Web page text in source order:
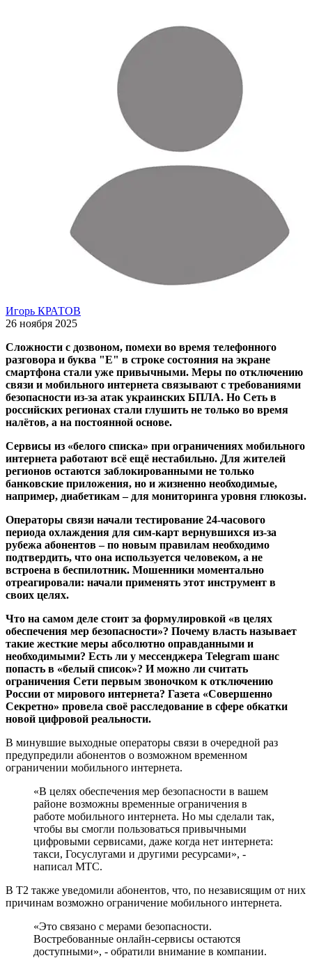
Игорь КРАТОВ
26 ноября 2025
Сложности с дозвоном, помехи во время телефонного
разговора и буква "E" в строке состояния на экране
смартфона стали уже привычными. Меры по отключению
связи и мобильного интернета связывают с требованиями
безопасности из-за атак украинских БПЛА. Но Сеть в
российских регионах стали глушить не только во время
налётов, а на постоянной основе.
Сервисы из «белого списка» при ограничениях мобильного
интернета работают всё ещё нестабильно. Для жителей
регионов остаются заблокированными не только
банковские приложения, но и жизненно необходимые,
например, диабетикам – для мониторинга уровня глюкозы.
Операторы связи начали тестирование 24-часового
периода охлаждения для сим-карт вернувшихся из-за
рубежа абонентов – по новым правилам необходимо
подтвердить, что она используется человеком, а не
встроена в беспилотник. Мошенники моментально
отреагировали: начали применять этот инструмент в
своих целях.
Что на самом деле стоит за формулировкой «в целях
обеспечения мер безопасности»? Почему власть называет
такие жесткие меры абсолютно оправданными и
необходимыми? Есть ли у мессенджера Telegram шанс
попасть в «белый список»? И можно ли считать
ограничения Сети первым звоночком к отключению
России от мирового интернета? Газета «Совершенно
Секретно» провела своё расследование в сфере обкатки
новой цифровой реальности.
В минувшие выходные операторы связи в очередной раз
предупредили абонентов о возможном временном
ограничении мобильного интернета.
«В целях обеспечения мер безопасности в вашем
районе возможны временные ограничения в
работе мобильного интернета. Но мы сделали так,
чтобы вы смогли пользоваться привычными
цифровыми сервисами, даже когда нет интернета:
такси, Госуслугами и другими ресурсами», -
написал МТС.
В Т2 также уведомили абонентов, что, по независящим от них
причинам возможно ограничение мобильного интернета.
«Это связано с мерами безопасности.
Востребованные онлайн-сервисы остаются
доступными», - обратили внимание в компании.